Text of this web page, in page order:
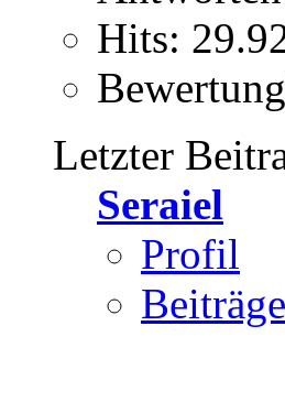
Hits:
Letzter
Seraiel
Profil